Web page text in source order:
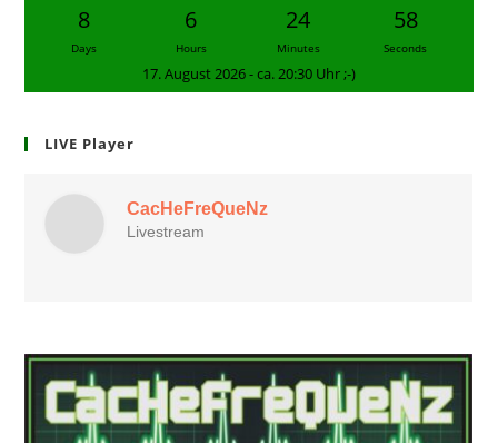
8
Days
6
Hours
24
Minutes
57
Seconds
17. August 2026 - ca. 20:30 Uhr ;-)
LIVE Player